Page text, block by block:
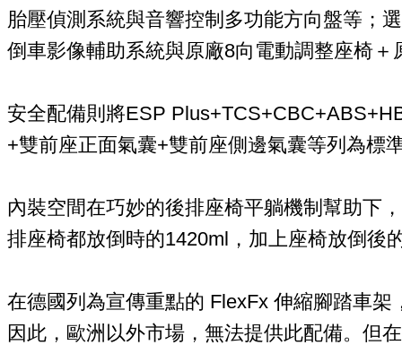
胎壓偵測系統與音響控制多功能方向盤等；
倒車影像輔助系統與原廠8向電動調整座椅
安全配備則將ESP
+雙前座正面氣囊+雙前座側邊氣囊等列為標
內裝空間在巧妙的後排座椅平躺機制幫助下
排座椅都放倒時的1420ml，加上座椅放倒後
在德國列為宣傳重點的 FlexFx 伸縮腳踏車
因此，歐洲以外市場，無法提供此配備。但